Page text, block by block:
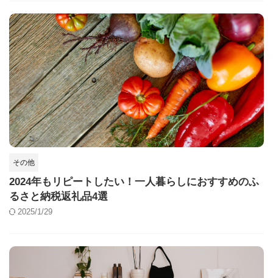
その他
2024年もリピートしたい！一人暮らしにおすすめのふ
るさと納税返礼品4選
2025/1/29